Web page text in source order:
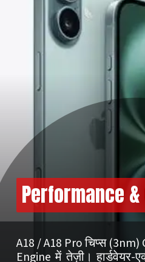
Performance &
A18 / A18 Pro चिप्स
Engine में तेज़ी। हार्डवेयर-